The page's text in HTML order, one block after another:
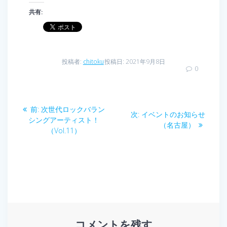
共有:
投稿者: chitoku投稿日: 2021年9月8日
0
投 前: 前
の
次世代ロックバラン
シングアーティスト！
（Vol.11）
次: 次
イベントのお知らせ
（名古屋）
コメントを残す